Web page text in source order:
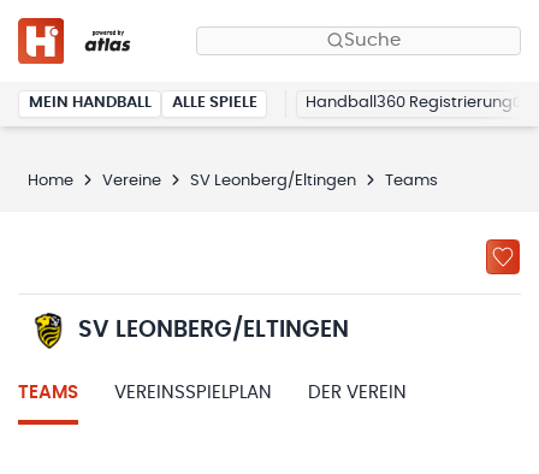
Suche
MEIN HANDBALL ALLE SPIELE Handball360 Registrierung
Home Vereine SV Leonberg/Eltingen Teams
SV LEONBERG/ELTINGEN
TEAMS VEREINSSPIELPLAN DER VEREIN